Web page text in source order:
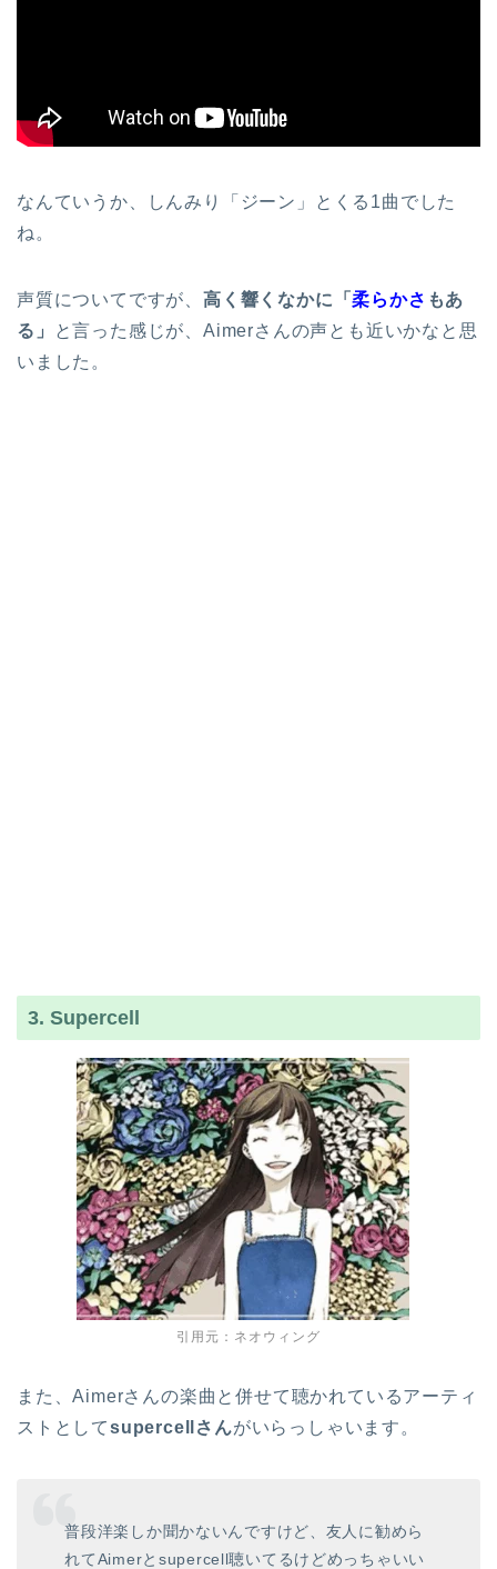
なんていうか、しんみり「ジーン」とくる1曲でした
ね。
声質についてですが、 高く響くなかに「柔らかさ もあ
る」
と言った感じが、Aimerさんの声とも近いかなと思
いました。
3. Supercell
引用元：ネオウィング
また、Aimerさんの楽曲と併せて聴かれているアーティ
ストとしてsupercellさんがいらっしゃいます。
普段洋楽しか聞かないんですけど、友人に勧めら
れてAimerとsupercell聴いてるけどめっちゃいい